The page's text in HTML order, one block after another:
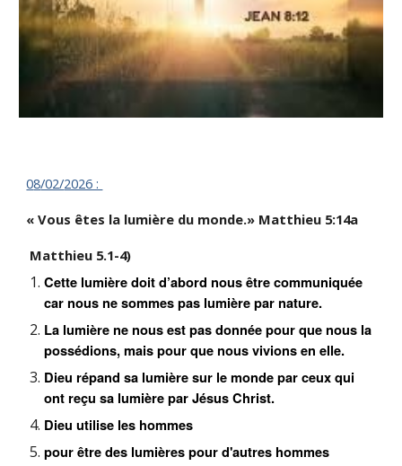
08/02/2026 :
« Vous êtes la lumière du monde.» Matthieu 5:14a
Matthieu 5.1-4)
Cette lumière doit d’abord nous être communiquée
car nous ne sommes pas lumière par nature.
La lumière ne nous est pas donnée pour que nous la
possédions, mais pour que nous vivions en elle.
Dieu répand sa lumière sur le monde par ceux qui
ont reçu sa lumière par Jésus Christ.
Dieu utilise les hommes
pour être des lumières pour d'autres hommes